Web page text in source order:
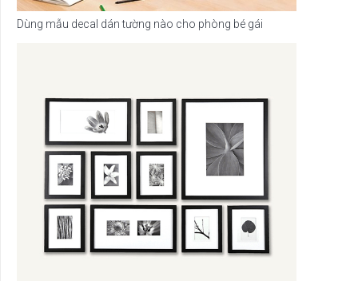
Dùng mẫu decal dán tường nào cho phòng bé gái